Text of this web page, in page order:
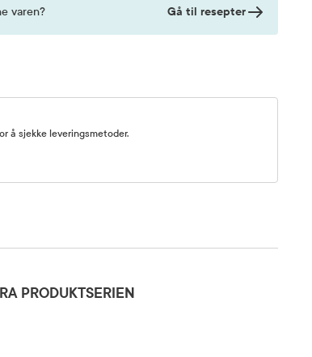
varen? Gå til resepter
å sjekke leveringsmetoder.
PRODUKTSERIEN